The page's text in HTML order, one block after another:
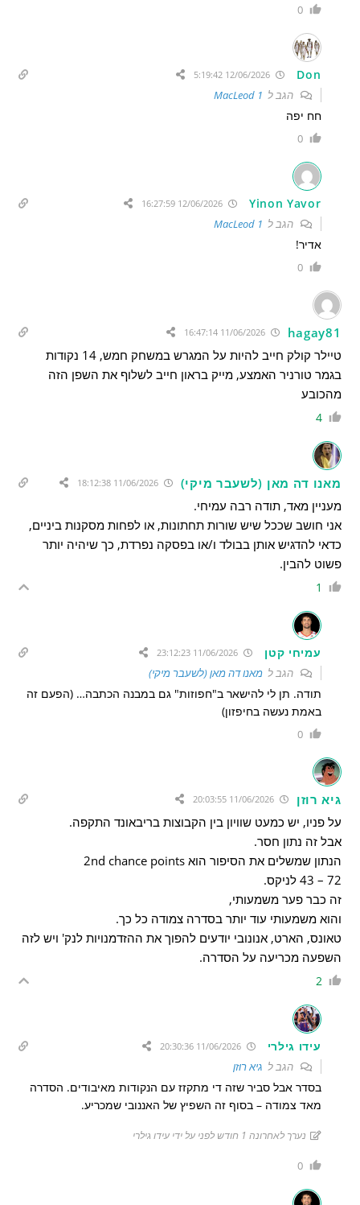
0
Don
הגב ל MacLeod 1
חח יפה
0
Yinon Yavor
12/06/2026 16:27:59
הגב ל MacLeod 1
אדיר!
0
hagay81
11/06/2026 16:47:14
טיילר קולק חייב להיות על המגרש במשחק חמש, 14 נקודות
בגמר טורניר האמצע, מייק בראון חייב לשלוף את השפן הזה
מהכובע
4
מאנו דה מאן (לשעבר מיקי) 11/06/2026 18:12:38
מעניין מאד, תודה רבה עמיחי.
אני חושב שככל שיש שורות תחתונות, או לפחות מסקנות ביניים,
כדאי להדגיש אותן בבולד ו/או בפסקה נפרדת, כך שיהיה יותר
פשוט להבין.
1
עמיחי קטן
הגב למאנו דה מאן (לשעבר מיקי)
תודה. תן לי להישאר ב"חפוזות" גם במבנה הכתבה… (הפעם זה
באמת נעשה בחיפזון)
0
גיא רוזן 11/06/2026 20:03:55
על פניו, יש כמעט שוויון בין הקבוצות בריבאונד התקפה.
אבל זה נתון חסר.
הנתון שמשלים את הסיפור הוא 2nd chance points
72 – 43 לניקס.
זה כבר פער משמעותי,
והוא משמעותי עוד יותר בסדרה צמודה כל כך.
טאונס, הארט, אנונובי יודעים להפוך את ההזדמנויות לנק' ויש לזה
השפעה מכריעה על הסדרה.
2
עידו גילרי 11/06/2026 20:30:36
הגב ל גיא רוזן
בסדר אבל סביר שזה די מתקזז עם הנקודות מאיבודים. הסדרה
מאד צמודה – בסוף זה השפיץ של האננובי שמכריע.
נערך לאחרונה 1 חודש לפני על ידי עידו גילרי
0